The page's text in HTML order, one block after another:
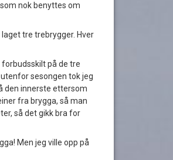
nok benyttes om
tre trebrygger. Hver
forbudsskilt på de tre
sesongen tok jeg
den innerste ettersom
fra brygga, så man
så det gikk bra for
Men jeg ville opp på